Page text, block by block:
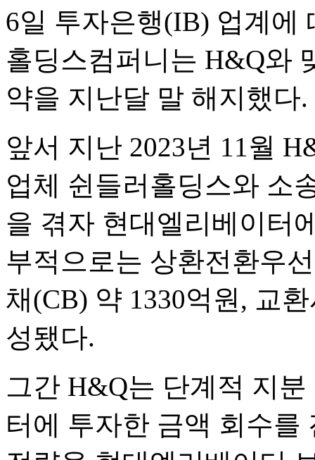
6일 투자은행(IB) 업계에
홀딩스컴퍼니는 H&Q와
약을 지난달 말 해지했다.
앞서 지난 2023년 11월
업체 쉰들러홀딩스와 소
을 겪자 현대엘리베이터
부적으로는 상환전환우
채(CB) 약 1330억원, 교
성됐다.
그간 H&Q는 단계적 지
터에 투자한 금액 회수를